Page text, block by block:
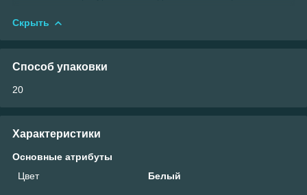
Скрыть
Способ упаковки
20
Характеристики
Основные атрибуты
Цвет
Белый